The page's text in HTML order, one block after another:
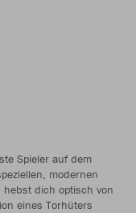
Spieler auf dem
modernen
dich optisch von
eines Torhüters